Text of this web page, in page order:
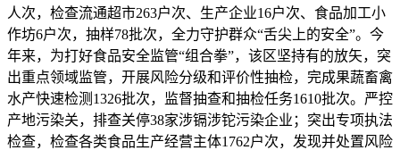
人次，检查流通超市263户次、生产企业16户次、食品加工小
作坊6户次，抽样78批次，全力守护群众“舌尖上的安全”。今
年来，为打好食品安全监管“组合拳”，该区坚持有的放矢，突
出重点领域监管，开展风险分级和评价性抽检，完成果蔬畜禽
水产快速检测1326批次，监督抽查和抽检任务1610批次。严控
产地污染关，排查关停38家涉镉涉铊污染企业；突出专项执法
检查，检查各类食品生产经营主体1762户次，发现并处置风险